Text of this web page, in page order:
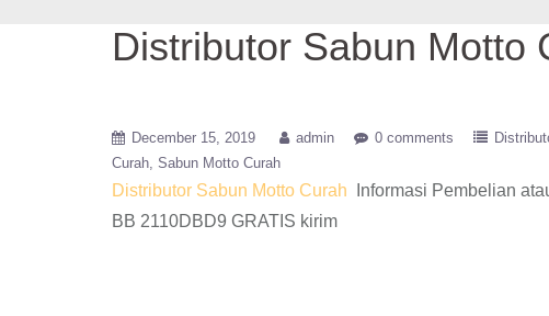
Distributor Sabun Motto
December 15, 2019 admin 0 comments
Curah Sabun Motto Curah
Distributor Sabun Motto Curah
Informasi Pembelian
BB 2110DBD9 GRATIS kirim